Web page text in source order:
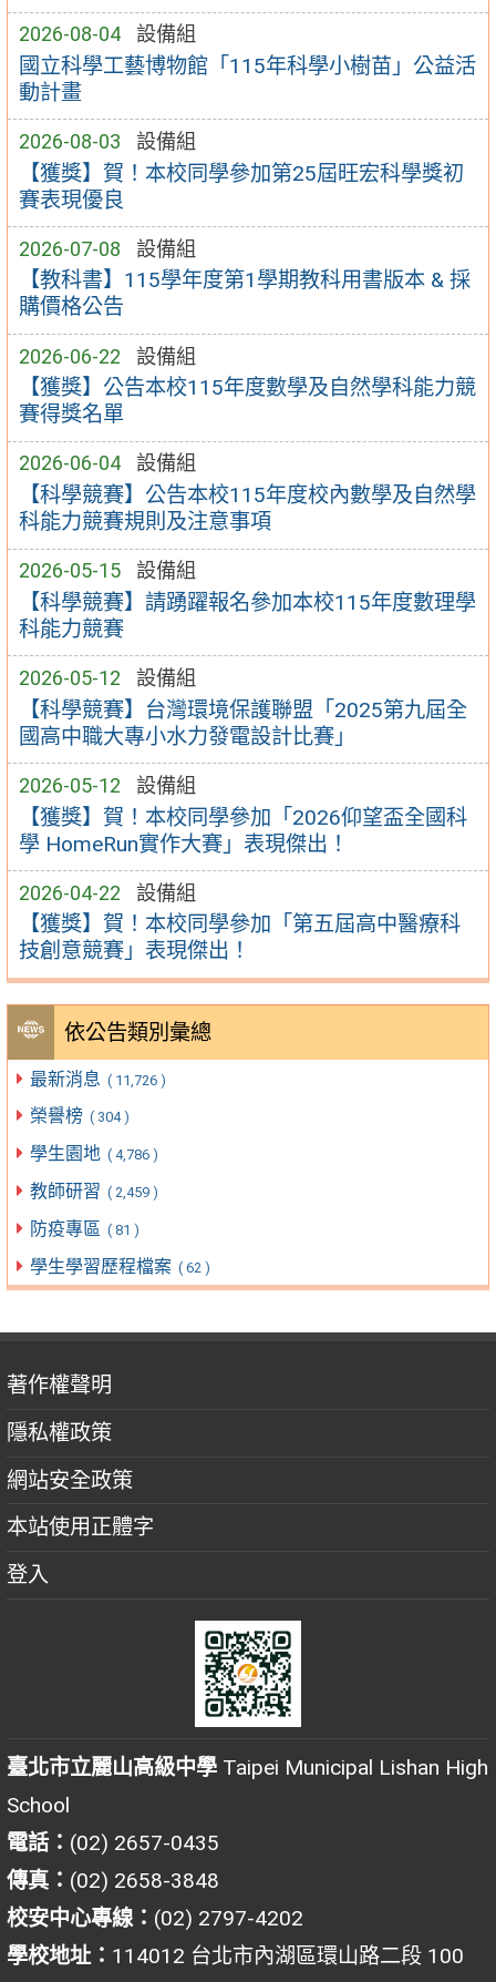
2026-08-04 設備組
國立科學工藝博物館「115年科學小樹苗」公益活
動計畫
2026-08-03 設備組
【獲獎】賀！本校同學參加第25屆旺宏科學獎初
賽表現優良
2026-07-08 設備組
【教科書】115學年度第1學期教科用書版本 & 採
購價格公告
2026-06-22 設備組
【獲獎】公告本校115年度數學及自然學科能力競
賽得獎名單
2026-06-04 設備組
【科學競賽】公告本校115年度校內數學及自然學
科能力競賽規則及注意事項
2026-05-15 設備組
【科學競賽】請踴躍報名參加本校115年度數理學
科能力競賽
2026-05-12 設備組
【科學競賽】台灣環境保護聯盟「2025第九屆全
國高中職大專小水力發電設計比賽」
2026-05-12 設備組
【獲獎】賀！本校同學參加「2026仰望盃全國科
學 HomeRun實作大賽」表現傑出！
2026-04-22 設備組
【獲獎】賀！本校同學參加「第五屆高中醫療科
技創意競賽」表現傑出！
依公告類別彙總
最新消息 ( 11,726 )
榮譽榜 ( 304 )
學生園地 ( 4,786 )
教師研習 ( 2,459 )
防疫專區 ( 81 )
學生學習歷程檔案 ( 62 )
著作權聲明
隱私權政策
網站安全政策
本站使用正體字
登入
臺北市立麗山高級中學 Taipei Municipal Lishan High
School
電話： (02) 2657-0435
傳真： (02) 2658-3848
校安中心專線： (02) 2797-4202
學校地址： 114012 台北市內湖區環山路二段 100